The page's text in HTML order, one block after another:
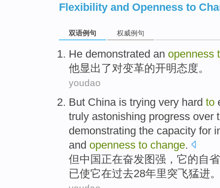
Flexibility and Openness to
双语例句 权威例句
He demonstrated an openness
他显出了对变革的开明态度。
youdao
But China is trying very hard to
truly astonishing progress over
demonstrating the capacity for
and openness to change.
但中国正在奋发图强 ， 它的 自省
已使它在过去28年里突飞猛进